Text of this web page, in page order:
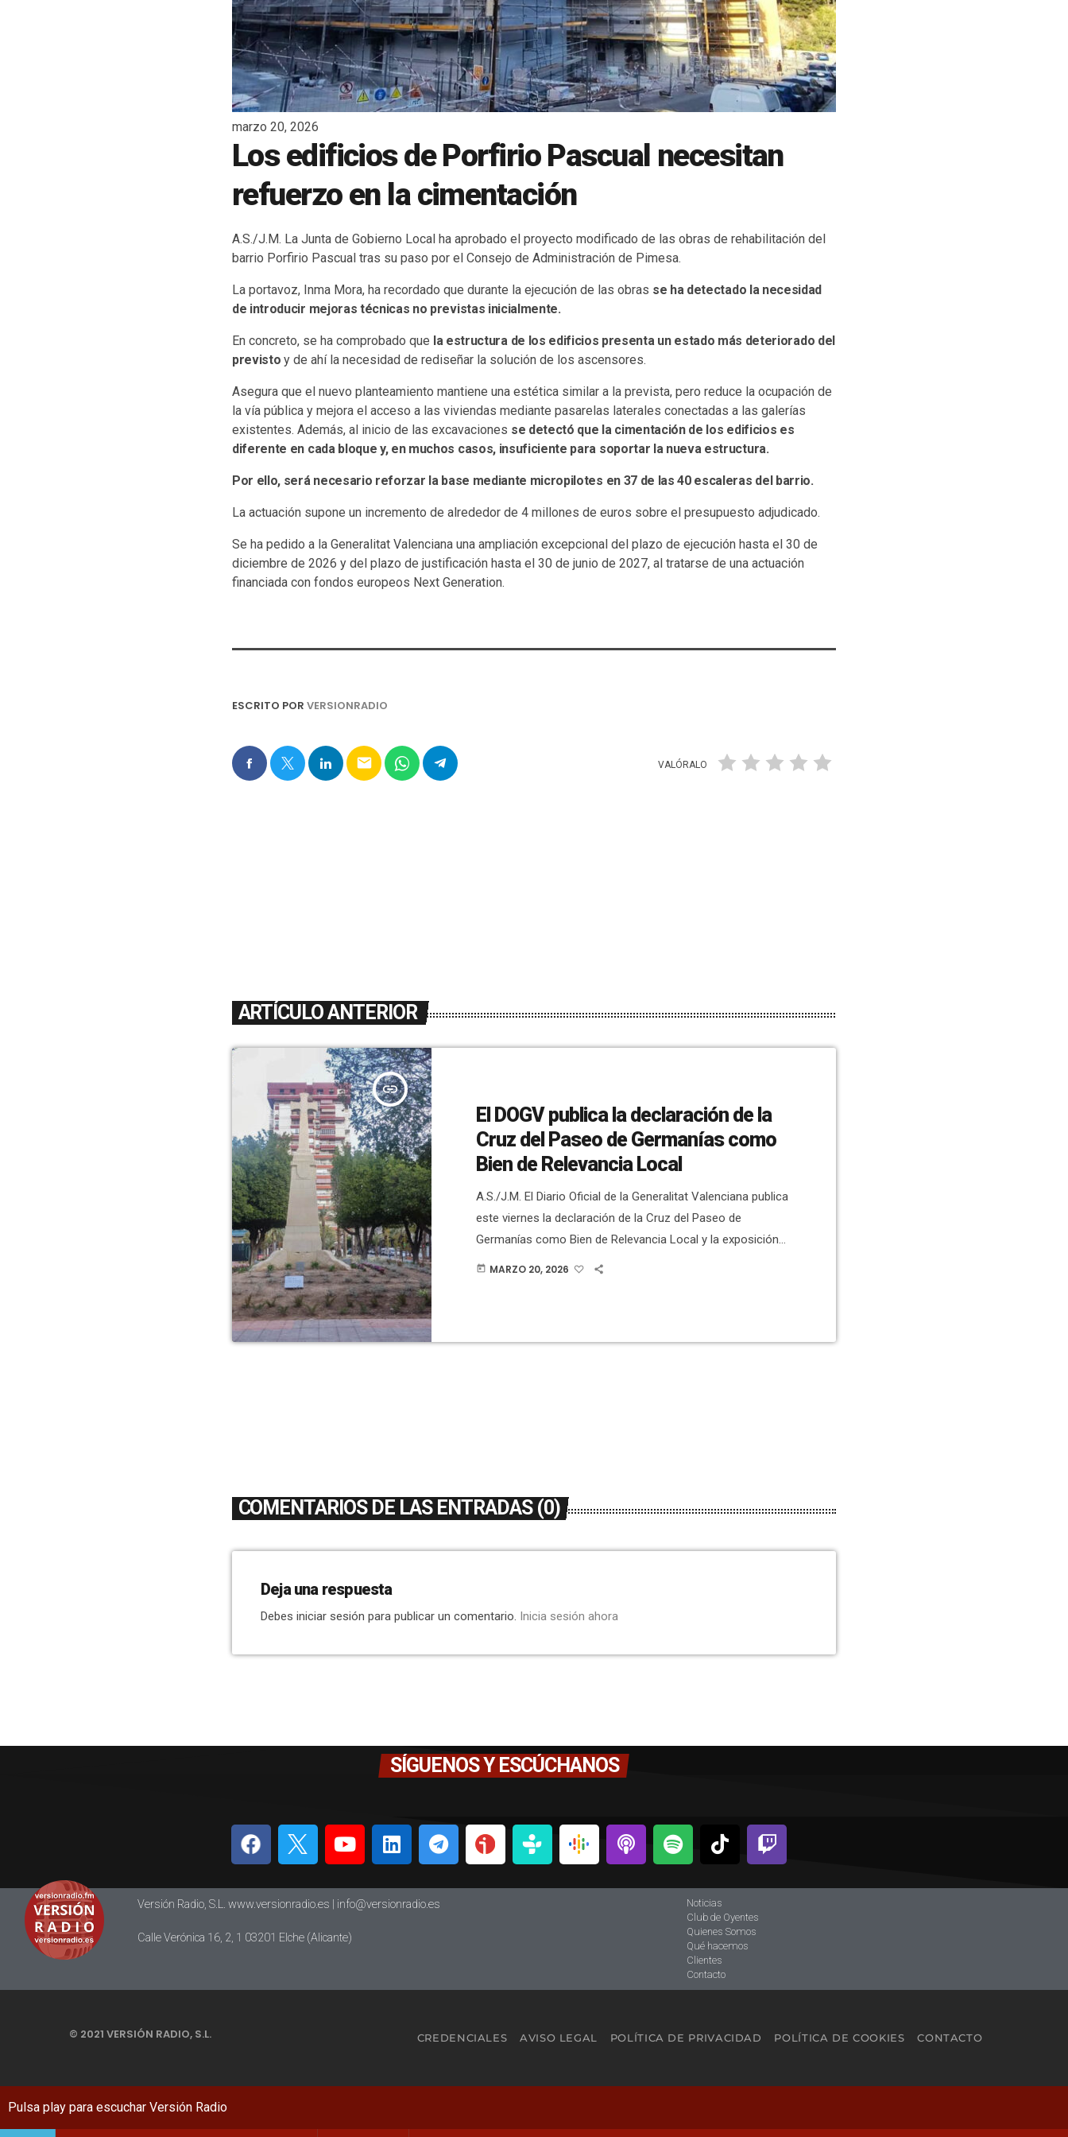
marzo 20, 2026
Los edificios de Porfirio Pascual necesitan
refuerzo en la cimentación
A.S./J.M. La Junta de Gobierno Local ha aprobado el proyecto modificado de las obras de rehabilitación del
barrio Porfirio Pascual tras su paso por el Consejo de Administración de Pimesa.
La portavoz, Inma Mora, ha recordado que durante la ejecución de las obras se ha detectado la necesidad
de introducir mejoras técnicas no previstas inicialmente.
En concreto, se ha comprobado que la estructura de los edificios presenta un estado más deteriorado del
previsto y de ahí la necesidad de rediseñar la solución de los ascensores.
Asegura que el nuevo planteamiento mantiene una estética similar a la prevista, pero reduce la ocupación de
la vía pública y mejora el acceso a las viviendas mediante pasarelas laterales conectadas a las galerías
existentes. Además, al inicio de las excavaciones se detectó que la cimentación de los edificios es
diferente en cada bloque y, en muchos casos, insuficiente para soportar la nueva estructura.
Por ello, será necesario reforzar la base mediante micropilotes en 37 de las 40 escaleras del barrio.
La actuación supone un incremento de alrededor de 4 millones de euros sobre el presupuesto adjudicado.
Se ha pedido a la Generalitat Valenciana una ampliación excepcional del plazo de ejecución hasta el 30 de
diciembre de 2026 y del plazo de justificación hasta el 30 de junio de 2027, al tratarse de una actuación
financiada con fondos europeos Next Generation.
ESCRITO POR VERSIONRADIO
email VALÓRALO
ARTÍCULO ANTERIOR
insert_link
El DOGV publica la declaración de la
Cruz del Paseo de Germanías como
Bien de Relevancia Local
A.S./J.M. El Diario Oficial de la Generalitat Valenciana publica
este viernes la declaración de la Cruz del Paseo de
Germanías como Bien de Relevancia Local y la exposición
pública del acuerdo durante 45 días. Lo aprobaron PP y VOX
today MARZO 20, 2026
COMENTARIOS DE LAS ENTRADAS (0)
Deja una respuesta
Debes iniciar sesión para publicar un comentario. Inicia sesión ahora
SÍGUENOS Y ESCÚCHANOS
Versión Radio, S.L. www.versionradio.es | info@versionradio.es
Calle Verónica 16, 2, 1 03201 Elche (Alicante)
Noticias
Club de Oyentes
Quienes Somos
Qué hacemos
Clientes
Contacto
© 2021 VERSIÓN RADIO, S.L. CREDENCIALES AVISO LEGAL POLÍTICA DE PRIVACIDAD POLÍTICA DE COOKIES CONTACTO